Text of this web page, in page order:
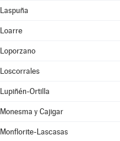
Laspuña
Loarre
Loporzano
Loscorrales
Lupiñén-Ortilla
Monesma y Cajigar
Monflorite-Lascasas